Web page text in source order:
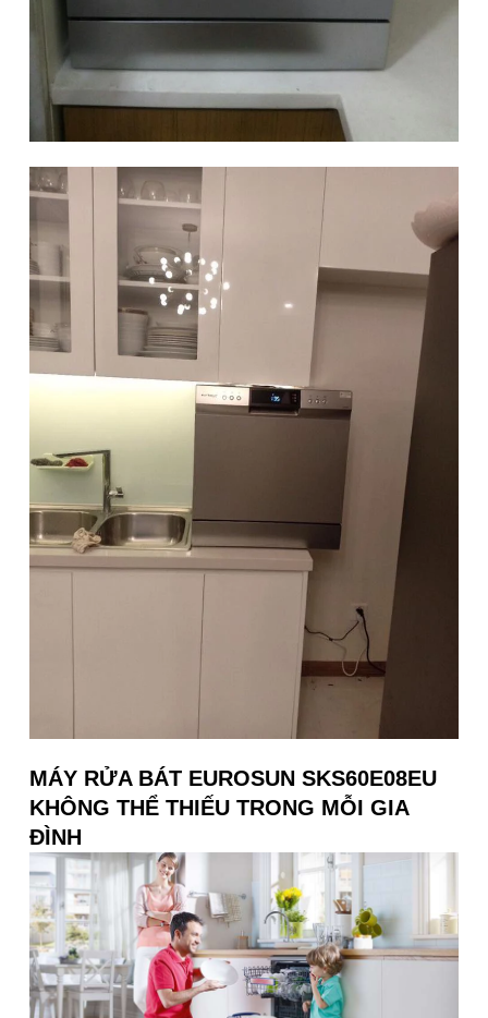
MÁY RỬA BÁT EUROSUN SKS60E08EU
KHÔNG THỂ THIẾU TRONG MỖI GIA
ĐÌNH